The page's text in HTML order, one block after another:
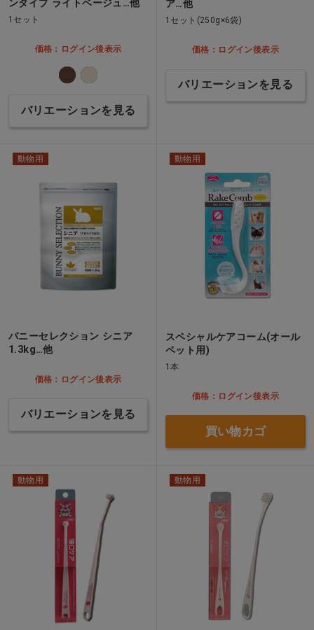
ンタイプ ライトベージュ…他
1セット
価格：ログイン後表示
バリエーションを見る
ア…他
1セット(250g×6袋)
価格：ログイン後表示
バリエーションを見る
動物用
バニーセレクション シニア
1.3kg…他
価格：ログイン後表示
バリエーションを見る
動物用
スペシャルケアコーム(オール
ペット用)
1本
価格：ログイン後表示
買い物カゴ
動物用 動物用